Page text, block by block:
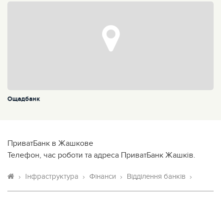
Ощадбанк
ПриватБанк в Жашкове
Телефон, час роботи та адреса ПриватБанк Жашків.
Інфраструктура Фінанси Відділення банків